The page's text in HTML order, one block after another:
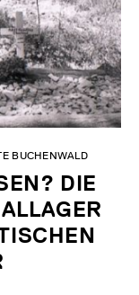
DIE
BUCHENWALD